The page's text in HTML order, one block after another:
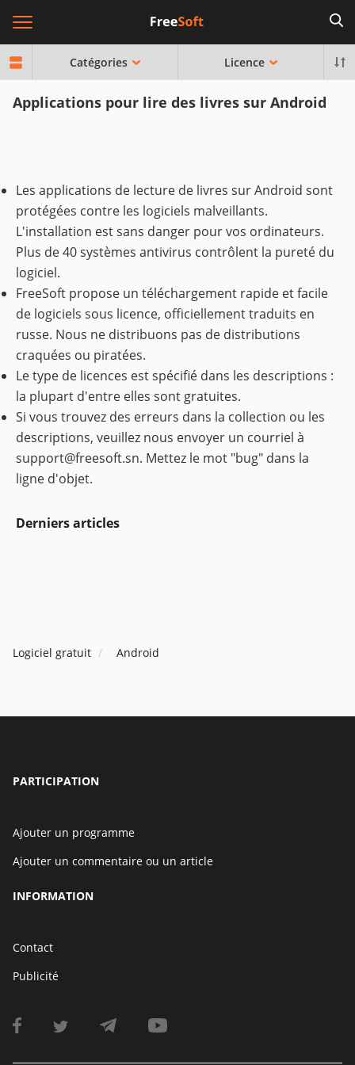
Catégories Licence
Applications pour lire des livres sur Android
Les applications de lecture de livres sur Android sont
protégées contre les logiciels malveillants.
L'installation est sans danger pour vos ordinateurs.
Plus de 40 systèmes antivirus contrôlent la pureté du
logiciel.
FreeSoft propose un téléchargement rapide et facile
de logiciels sous licence, officiellement traduits en
russe. Nous ne distribuons pas de distributions
craquées ou piratées.
Le type de licences est spécifié dans les descriptions :
la plupart d'entre elles sont gratuites.
Si vous trouvez des erreurs dans la collection ou les
descriptions, veuillez nous envoyer un courriel à
support@freesoft.sn. Mettez le mot "bug" dans la
ligne d'objet.
Derniers articles
Logiciel gratuit Android
PARTICIPATION
Ajouter un programme
Ajouter un commentaire ou un article
INFORMATION
Contact
Publicité